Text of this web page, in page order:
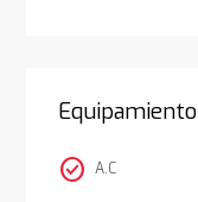
Equipamiento
check_circle A.C